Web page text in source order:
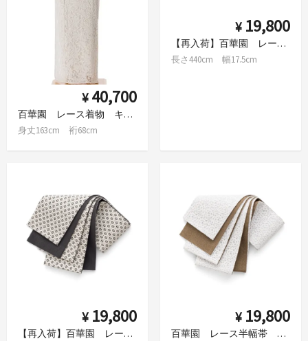
¥ 40,700
百華園 レース着物 キナリ
身丈163cm 裄68cm
¥ 19,800
【再入荷】百華園 レース半幅帯 花繋ぎ 白×サンドベージュ
長さ440cm 幅17.5cm
¥ 19,800
【再入荷】百華園 レース半幅帯 花繋ぎ 白×墨黒
¥ 19,800
百華園 レース半幅帯 花繋ぎ 白